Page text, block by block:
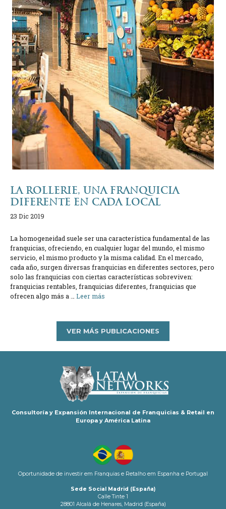
LA ROLLERIE, UNA FRANQUICIA
DIFERENTE EN CADA LOCAL
23 Dic 2019
La homogeneidad suele ser una característica fundamental de las
franquicias, ofreciendo, en cualquier lugar del mundo, el mismo
servicio, el mismo producto y la misma calidad. En el mercado,
cada año, surgen diversas franquicias en diferentes sectores, pero
solo las franquicias con ciertas características sobreviven:
franquicias rentables, franquicias diferentes, franquicias que
ofrecen algo más a … Leer más
VER MÁS PUBLICACIONES
Consultoría y Expansión Internacional de Franquicias & Retail en
Europa y América Latina
Oportunidade de investir em Franquias e Retalho em Espanha e Portugal
Sede Social Madrid (España)
Calle Tinte 1
28801 Alcalá de Henares, Madrid (España)